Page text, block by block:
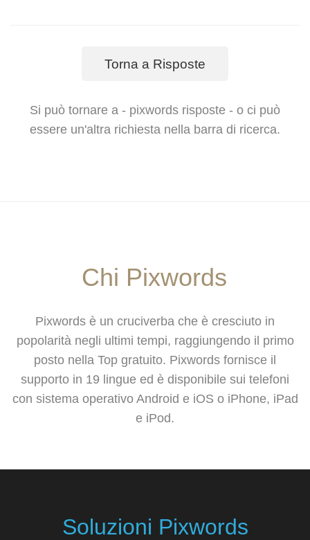
Torna a Risposte
Si può tornare a - pixwords risposte - o ci può
essere un'altra richiesta nella barra di ricerca.
Chi Pixwords
Pixwords è un cruciverba che è cresciuto in
popolarità negli ultimi tempi, raggiungendo il primo
posto nella Top gratuito. Pixwords fornisce il
supporto in 19 lingue ed è disponibile sui telefoni
con sistema operativo Android e iOS o iPhone, iPad
e iPod.
Soluzioni Pixwords